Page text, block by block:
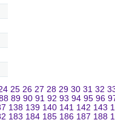
25 26 27 28 29 30 31 32
89 90 91 92 93 94 95 96
138 139 140 141 142 143
183 184 185 186 187 188